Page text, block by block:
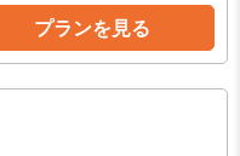
プランを見る